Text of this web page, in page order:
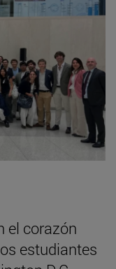
el corazón
estudiantes